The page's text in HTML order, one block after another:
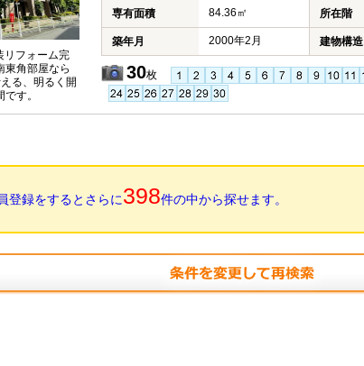
リフォーム完
東角部屋なら
る、明るく開
す。
専有面積 84.36㎡ 所在階
築年月 2000年2月 建物構造
30枚
登録をするとさらに398件の中から探せます。